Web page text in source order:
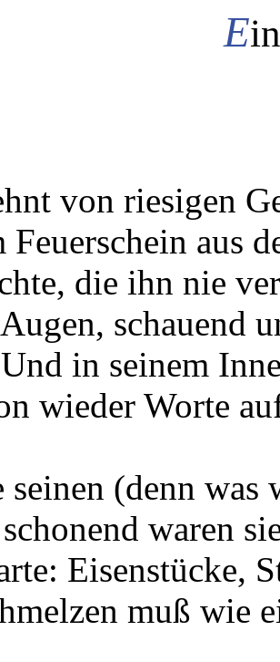
E
von riesigen
aus
die ihn nie
schauend
in seinem
wieder Worte
(denn was
waren
Eisenstücke,
muß wie